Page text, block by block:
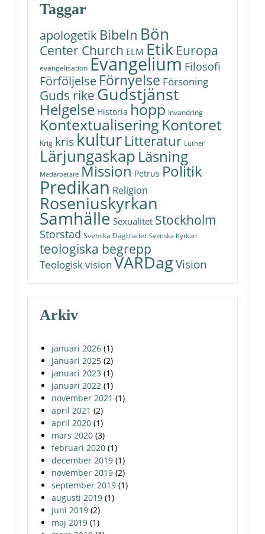
Taggar
apologetik Bibeln Bön
Center Church ELM Etik Europa
evangelisation Evangelium Filosofi
Förföljelse Förnyelse Försoning
Guds rike Gudstjänst
Helgelse Historia hopp Invandring
KontextualiseringKontoret
Krig kris kultur Litteratur Luther
Lärjungaskap Läsning
Medarbetare Mission Petrus Politik
Predikan Religion
Roseniuskyrkan
Samhälle Sexualitet Stockholm
Storstad Svenska Dagbladet Svenska Kyrkan
teologiska begrepp
Teologisk vision VARDagVision
Arkiv
januari 2026 (1)
januari 2025 (2)
januari 2023 (1)
januari 2022 (1)
november 2021 (1)
april 2021 (2)
april 2020 (1)
mars 2020 (3)
februari 2020 (1)
december 2019 (1)
november 2019 (2)
september 2019 (1)
augusti 2019 (1)
juni 2019 (2)
maj 2019 (1)